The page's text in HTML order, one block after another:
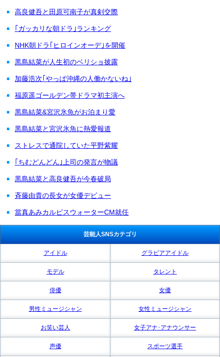
高良健吾と田原可南子が真剣交際
｢ガッカリな朝ドラ｣ランキング
NHK朝ドラ｢ヒロインオーデ｣を開催
黒島結菜が人生初のベリショ披露
加藤浩次｢やっぱ沖縄の人働かないね｣
福原遥ゴールデン帯ドラマ初主演へ
黒島結菜&宮沢氷魚がお泊まり愛
黒島結菜と宮沢氷魚に熱愛報道
ストレスで通院していた平野紫耀
｢ちむどんどん｣上司の発言が物議
黒島結菜と高良健吾が今春破局
斉藤由貴の長女が女優デビュー
當真あみカルピスウォーターCM就任
芸能人SNSカテゴリ
アイドル グラビアアイドル
モデル タレント
俳優 女優
男性ミュージシャン 女性ミュージシャン
お笑い芸人 女子アナ･アナウンサー
声優 スポーツ選手